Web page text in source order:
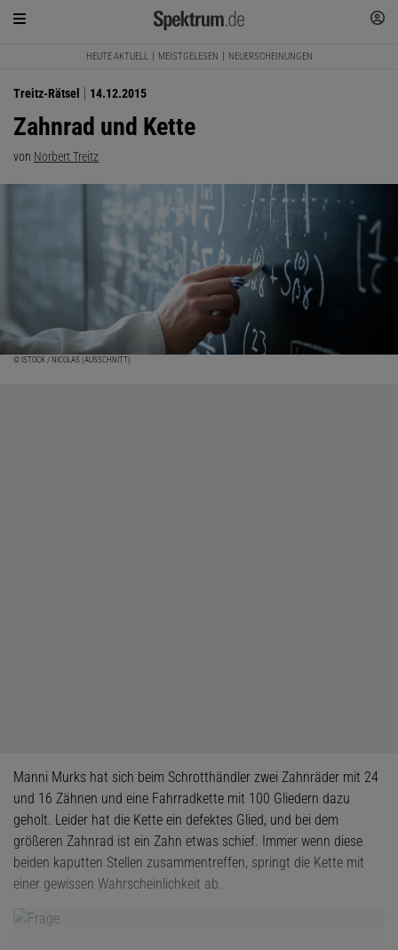
HEUTE AKTUELL MEISTGELESEN NEUERSCHEINUNGEN
Treitz-Rätsel 14.12.2015
Zahnrad und Kette
von Norbert Treitz
© ISTOCK / NICOLAS (AUSSCHNITT)
Manni Murks hat sich beim Schrotthändler zwei Zahnräder mit 24
und 16 Zähnen und eine Fahrradkette mit 100 Gliedern dazu
geholt. Leider hat die Kette ein defektes Glied, und bei dem
größeren Zahnrad ist ein Zahn etwas schief. Immer wenn diese
beiden kaputten Stellen zusammentreffen, springt die Kette mit
einer gewissen Wahrscheinlichkeit ab.